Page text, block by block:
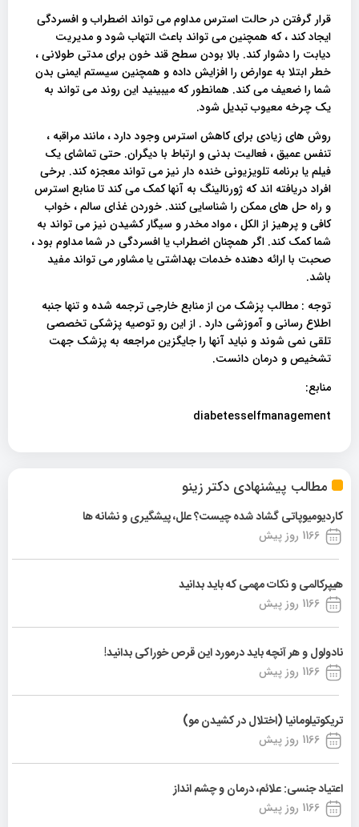
مطالب پیشنهادی دکتر زینو
کاردیومیوپاتی گشاد شده چیست؟ علل، پیشگیری و نشانه ها
1166 روز پیش
هیپرکالمی و نکات مهمی که باید بدانید
1166 روز پیش
نادولول و هر آنچه باید درمورد این قرص خوراکی بدانید!
1166 روز پیش
تریکوتیلومانیا (اختلال در کشیدن مو)
1166 روز پیش
اعتیاد جنسی: علائم، درمان و چشم انداز
1166 روز پیش
قرار گرفتن در حالت استرس مداوم می تواند اضطراب و افسردگی
ایجاد کند ، که همچنین می تواند باعث التهاب شود و مدیریت
دیابت را دشوار کند. بالا بودن سطح قند خون برای مدتی طولانی ،
خطر ابتلا به عوارض را افزایش داده و همچنین سیستم ایمنی بدن
شما را ضعیف می کند. همانطور که میبینید این روند می تواند به
یک چرخه معیوب تبدیل شود.
روش های زیادی برای کاهش استرس وجود دارد ، مانند مراقبه ،
تنفس عمیق ، فعالیت بدنی و ارتباط با دیگران. حتی تماشای یک
فیلم یا برنامه تلویزیونی خنده دار نیز می تواند معجزه کند. برخی
افراد دریافته اند که ژورنالینگ به آنها کمک می کند تا منابع استرس
و راه حل های ممکن را شناسایی کنند. خوردن غذای سالم ، خواب
کافی و پرهیز از الکل ، مواد مخدر و سیگار کشیدن نیز می تواند به
شما کمک کند. اگر همچنان اضطراب یا افسردگی در شما مداوم بود ،
صحبت با ارائه دهنده خدمات بهداشتی یا مشاور می تواند مفید
باشد.
توجه : مطالب پزشک من از منابع خارجی ترجمه شده و تنها جنبه
اطلاع رسانی و آموزشی دارد . از این رو توصیه پزشکی تخصصی
تلقی نمی شوند و نباید آنها را جایگزین مراجعه به پزشک جهت
تشخیص و درمان دانست.
منابع:
diabetesselfmanagement